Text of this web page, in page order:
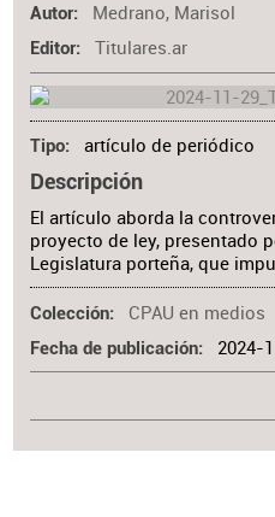
Autor Medrano, Marisol
Editor Titulares.ar
Tipo artículo de periódico
Descripción
El artículo aborda la
proyecto de ley, presentado
Legislatura porteña, que
Colección CPAU en medios
Fecha de publicación 2024-